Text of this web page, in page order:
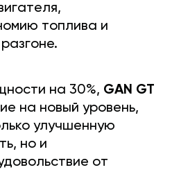
топлива и
на 30%, GAN GT
на новый уровень,
улучшенную
но и
от